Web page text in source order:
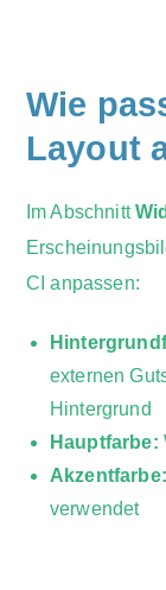
Wie
Layout
Im Abschnitt
CI anpassen:
externen
Hintergrund
Hauptfarbe:
Akzentfarbe:
verwendet